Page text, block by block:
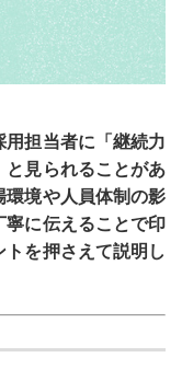
担当者に「継続力
と見られることがあ
環境や人員体制の影
寧に伝えることで印
を押さえて説明し